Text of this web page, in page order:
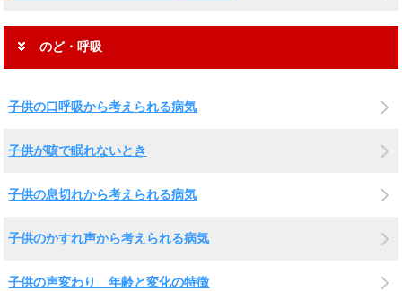
のど・呼吸
子供の口呼吸から考えられる病気
子供が咳で眠れないとき
子供の息切れから考えられる病気
子供のかすれ声から考えられる病気
子供の声変わり 年齢と変化の特徴